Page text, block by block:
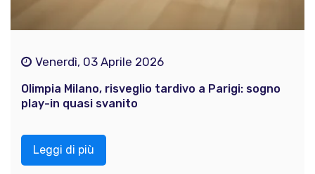
Venerdì, 03 Aprile 2026
Olimpia Milano, risveglio tardivo a Parigi: sogno
play-in quasi svanito
Leggi di più